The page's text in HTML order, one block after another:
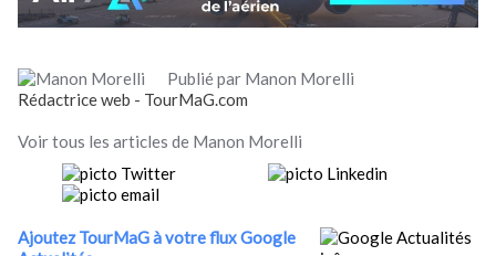
Publié par Manon Morelli
Rédactrice web - TourMaG.com
Voir tous les articles de Manon Morelli
Ajoutez TourMaG à votre flux Google